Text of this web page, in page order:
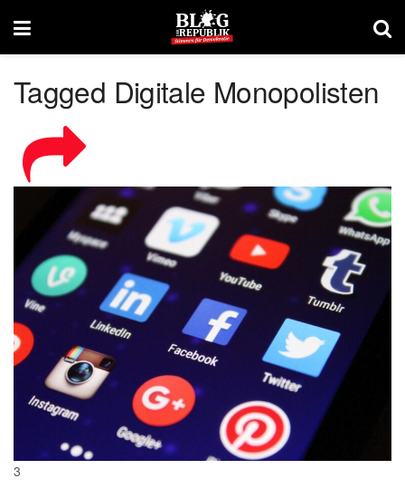
Tagged Digitale Monopolisten
3